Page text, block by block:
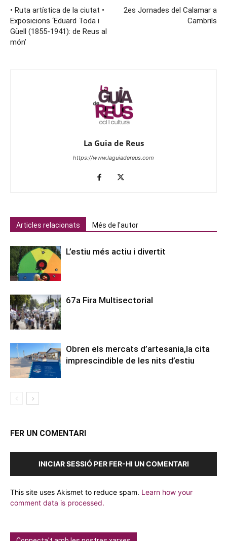
• Ruta artística de la ciutat •
Exposicions ‘Eduard Toda i
Güell (1855-1941): de Reus al
món’
2es Jornades del Calamar a
Cambrils
La Guia de Reus
https://www.laguiadereus.com
Articles relacionats Més de l'autor
L’estiu més actiu i divertit
67a Fira Multisectorial
Obren els mercats d’artesania,la cita
imprescindible de les nits d’estiu
FER UN COMENTARI
INICIAR SESSIÓ PER FER-HI UN COMENTARI
This site uses Akismet to reduce spam. Learn how your
comment data is processed.